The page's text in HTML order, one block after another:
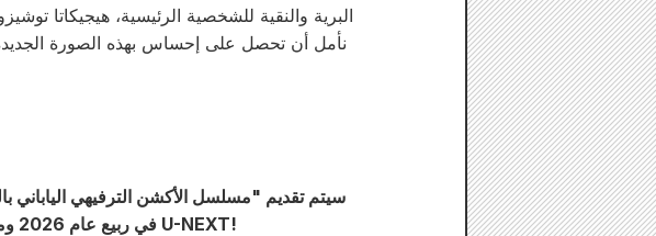
البرية والنقية للشخصية الرئيسية، هيجيكاتا
نأمل أن تحصل على إحساس بهذه الصورة
على التلفزيون الأرضي على TBS في ربيع عام 2026 ومسلسل الدراما الذي يتم بثه حصريًا على U-NEXT!